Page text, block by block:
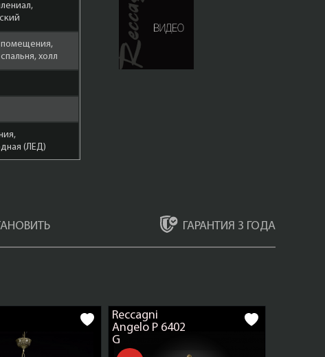
холл
(ЛЕД)
Бронза
ГАРАНТИЯ 3 ГОДА
Reccagni
Angelo P 6402
G